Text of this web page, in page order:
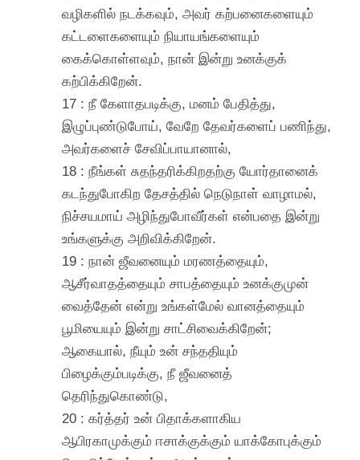
வழிகளில் நடக்கவும், அவர் கற்பனைகளையும்
கட்டளைகளையும் நியாயங்களையும்
கைக்கொள்ளவும், நான் இன்று உனக்குக்
கற்பிக்கிறேன்.
17 : நீ கேளாதபடிக்கு, மனம் பேதித்து,
இழுப்புண்டுபோய், வேறே தேவர்களைப் பணிந்து,
அவர்களைச் சேவிப்பாயானால்,
18 : நீங்கள் சுதந்தரிக்கிறதற்கு யோர்தானைக்
கடந்துபோகிற தேசத்தில் நெடுநாள் வாழாமல்,
நிச்சயமாய் அழிந்துபோவீர்கள் என்பதை இன்று
உங்களுக்கு அறிவிக்கிறேன்.
19 : நான் ஜீவனையும் மரணத்தையும்,
ஆசீர்வாதத்தையும் சாபத்தையும் உனக்குமுன்
வைத்தேன் என்று உங்கள்மேல் வானத்தையும்
பூமியையும் இன்று சாட்சிவைக்கிறேன்;
ஆகையால், நீயும் உன் சந்ததியும்
பிழைக்கும்படிக்கு, நீ ஜீவனைத்
தெரிந்துகொண்டு,
20 : கர்த்தர் உன் பிதாக்களாகிய
ஆபிரகாமுக்கும் ஈசாக்குக்கும் யாக்கோபுக்கும்